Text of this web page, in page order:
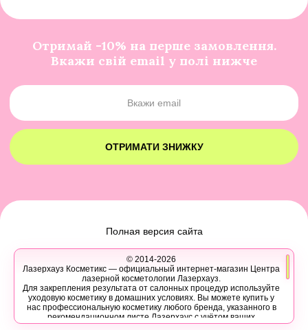
Отримай -10% на перше замовлення.
Вкажи свій email у полі нижче
ОТРИМАТИ ЗНИЖКУ
Полная версия сайта
© 2014-2026
Лазерхауз Косметикс — официальный интернет-магазин Центра
лазерной косметологии Лазерхауз.
Для закрепления результата от салонных процедур используйте
уходовую косметику в домашних условиях. Вы можете купить у
нас профессиональную косметику любого бренда, указанного в
рекомендационном листе Лазерхаус с учётом ваших